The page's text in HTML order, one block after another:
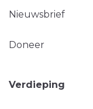
Nieuwsbrief
Doneer
Verdieping